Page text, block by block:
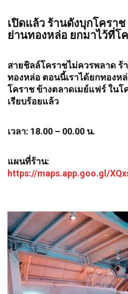
เปิดแล้ว ร้านดังบุกโครา
ย่านทองหล่อ ยกมาไว้ที่โ
สายชิลล์โคราชไม่ควรพลาด ร้า
ทองหล่อ ตอนนี้เราได้ยกทองห
โคราช ข้างตลาดเมย์แฟร์ ในโ
เรียบร้อยแล้ว
เวลา: 18.00 – 00.00 น.
แผนที่ร้าน:
https://maps.app.goo.gl/